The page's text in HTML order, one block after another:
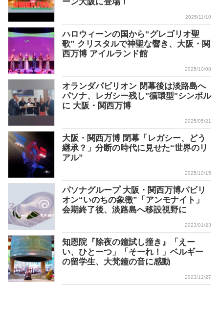
2025/11/10
ハロウィーンの国から“グレゴリオ聖
歌” クリスタルで神聖な響き、大阪・関
西万博 アイルランド館
2025/10/08
オランダパビリオン 閉幕後は淡路島へ
パソナ、レガシー残し"循環型"シンボル
に 大阪・関西万博
2025/05/21
大阪・関西万博 閉幕「レガシー、どう
継承？」分断の時代に見せた“世界のリ
アル”
2025/10/15
パソナグループ 大阪・関西万博パビリ
オン“いのちの象徴”「アンモナイト」
会期終了後、淡路島へ移設視野に
2023/01/23
知恩院『除夜の鐘試し撞き』「えー
い、ひとーつ」「そーれ！」ベルギー
の留学生、大梵鐘の音に感動
2023/12/27